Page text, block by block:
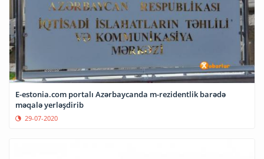
E-estonia.com portalı Azərbaycanda m-rezidentlik barədə
məqalə yerləşdirib
29-07-2020